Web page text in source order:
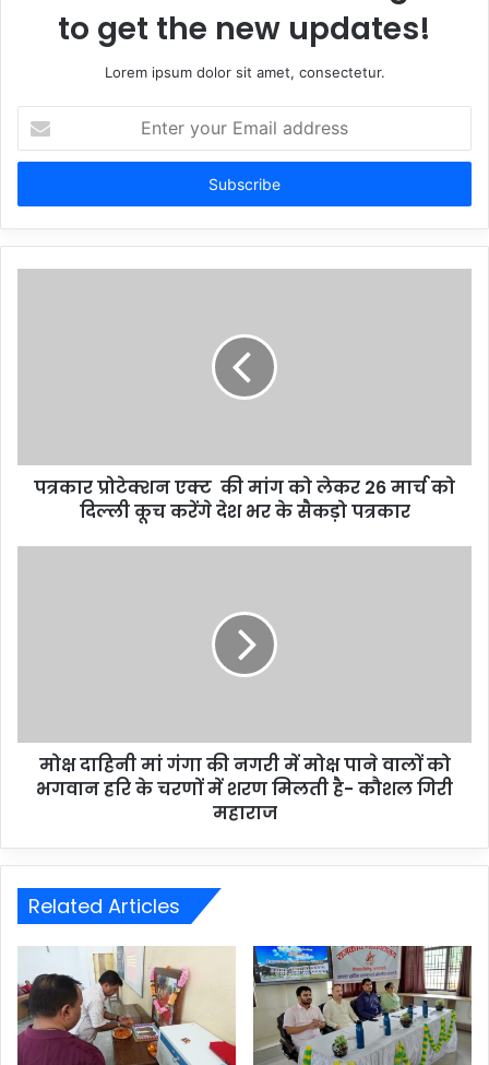
to get the new updates!
Lorem ipsum dolor sit amet, consectetur.
your
Email
पत्रकार प्रोटेक्शन एक्ट की मांग को लेकर 26 मार्च को
दिल्ली कूच करेंगे देश भर के सैकड़ो पत्रकार
मोक्ष दाहिनी मां गंगा की नगरी में मोक्ष पाने वालों को
भगवान हरि के चरणों में शरण मिलती है- कौशल गिरी
महाराज
Related Articles